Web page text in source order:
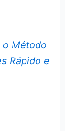
Método
Rápido e